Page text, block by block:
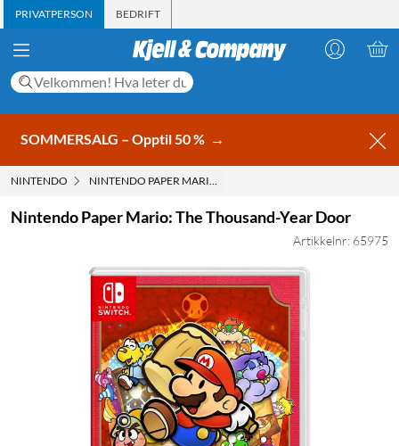
PRIVATPERSON BEDRIFT
SOMMERSALG – Opptil 50 % →
NINTENDO NINTENDO PAPER MARIO: THE THOUSAND-YEAR DOOR
Nintendo Paper Mario: The Thousand-Year Door
Artikkelnr: 65975